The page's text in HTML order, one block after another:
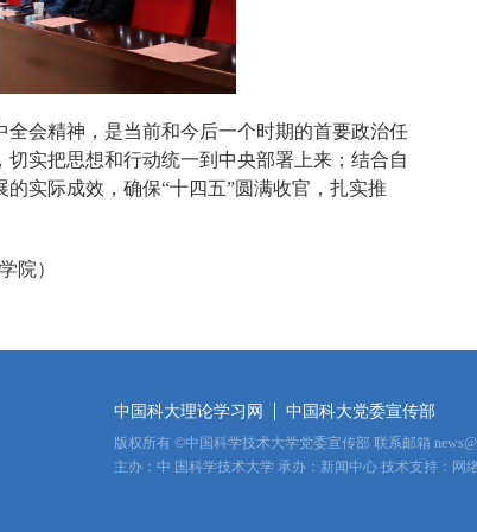
会精神，是当前和今后一个时期的首要政治任
实把思想和行动统一到中央部署上来；结合自
实际成效，确保“十四五”圆满收官，扎实推
院）
中国科大理论学习网 中国科大党委宣传部
版权所有 ©中国科学技术大学党委宣传部 联系邮箱
主办：中 国科学技术大学 承办：新闻中心 技术支持：网